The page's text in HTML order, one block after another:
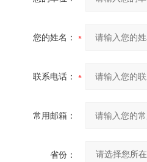
您的姓名：
联系电话：
常用邮箱：
省份：